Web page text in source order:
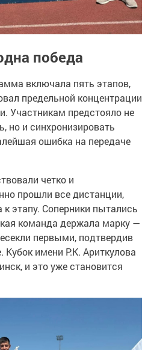
победа
включала пять этапов,
предельной концентрации
Участникам предстояло не
но и синхронизировать
ошибка на передаче
четко и
прошли все дистанции,
этапу. Соперники пытались
команда держала марку —
первыми, подтвердив
Кубок имени Р.К. Ариткулова
и это уже становится